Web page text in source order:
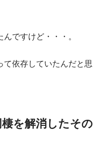
ですけど・・・。
て依存していたんだと思
を解消したその